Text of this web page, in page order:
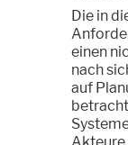
Die in
einen
nach
auf